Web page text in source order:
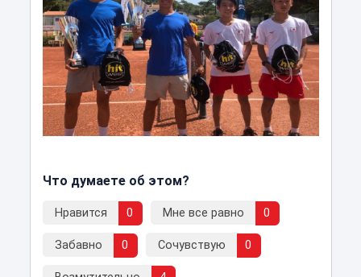
Что думаете об этом?
Нравится 0 Мне все равно 0
Забавно 0 Сочувствую 0